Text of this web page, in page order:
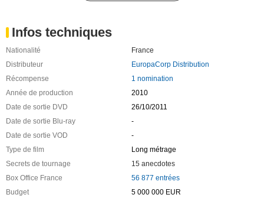
Infos techniques
Nationalité
France
Distributeur
EuropaCorp Distribution
Récompense
1 nomination
Année de production
2010
Date de sortie DVD
26/10/2011
Date de sortie Blu-ray
-
Date de sortie VOD
-
Type de film
Long métrage
Secrets de tournage
15 anecdotes
Box Office France
56 877 entrées
Budget
5 000 000 EUR